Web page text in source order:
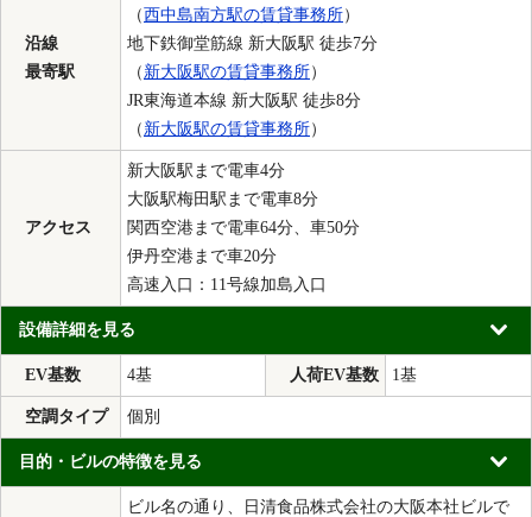
沿線
最寄駅
（西中島南方駅の賃貸事務所）
地下鉄御堂筋線 新大阪駅 徒歩7分
（ 新大阪駅の賃貸事務所）
JR東海道本線 新大阪駅 徒歩8分
（ 新大阪駅の賃貸事務所）
アクセス
新大阪駅まで電車4分
大阪駅梅田駅まで電車8分
関西空港まで電車64分、車50分
伊丹空港まで車20分
高速入口：11号線加島入口
設備詳細を見る
EV基数 4基 人荷EV基数 1基
空調タイプ 個別
目的・ビルの特徴を見る
ビル名の通り、日清食品株式会社の大阪本社ビルで